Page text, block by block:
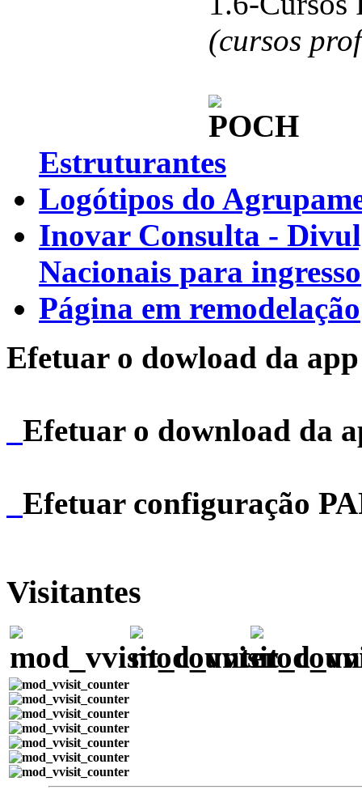
(cursos
Estruturantes
Logótipos do
Inovar Consulta -
Nacionais para ingresso
Página em remodelação
Efetuar o dowload da
Efetuar o download da
Efetuar configuração
Visitantes